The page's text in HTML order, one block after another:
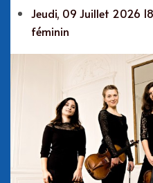
Jeudi, 09 Juillet 2026
féminin